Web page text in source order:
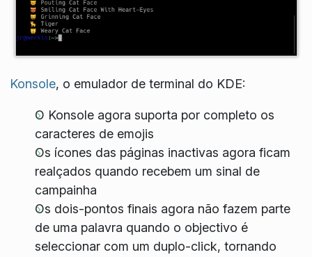
Konsole, o emulador de terminal do KDE:
O Konsole agora suporta por completo os
caracteres de emojis
Os ícones das páginas inactivas agora ficam
realçados quando recebem um sinal de
campainha
Os dois-pontos finais agora não fazem parte
de uma palavra quando o objectivo é
seleccionar com um duplo-click, tornando